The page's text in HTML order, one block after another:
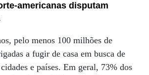
americanas disputam
pelo menos 100 milhões de
a fugir de casa em busca de
e países. Em geral, 73% dos